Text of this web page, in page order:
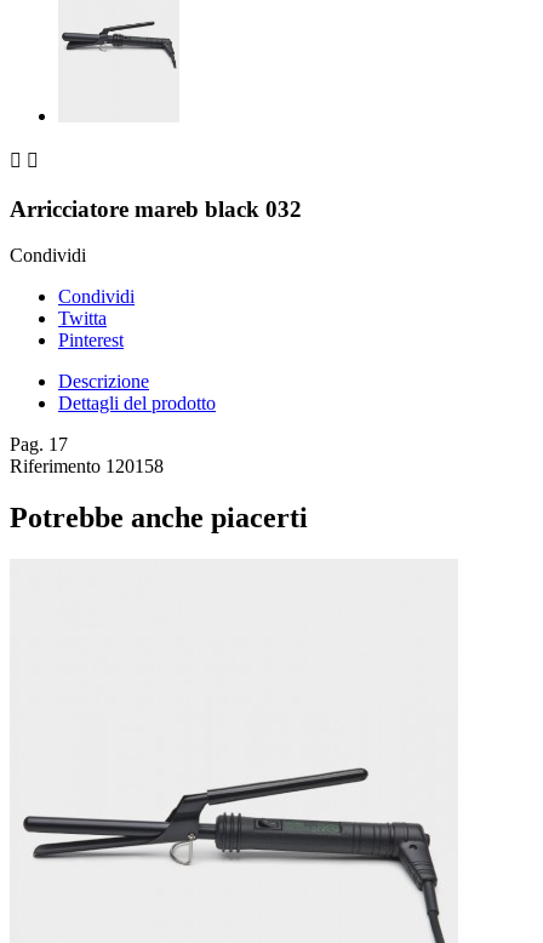
 
Arricciatore mareb black 032
Condividi
Condividi
Twitta
Pinterest
Descrizione
Dettagli del prodotto
Pag. 17
Riferimento 120158
Potrebbe anche piacerti